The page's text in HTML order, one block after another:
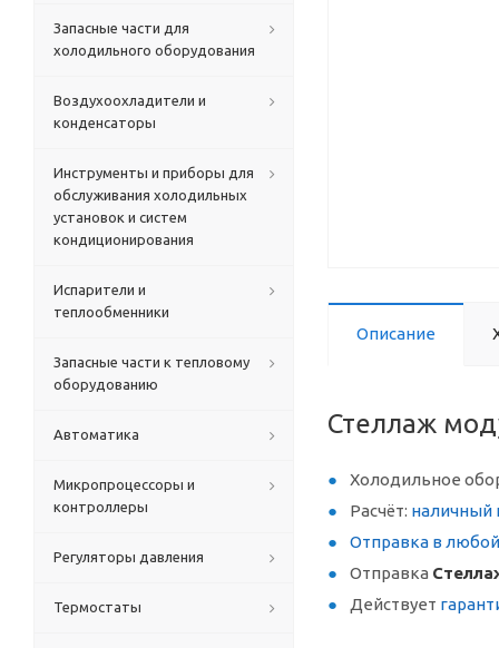
Описание
Стеллаж
Холодильное
Расчёт: наличный
Отправка в
Отправка
Действует
Запасные части для
холодильного оборудования
Воздухоохладители и
конденсаторы
Инструменты и приборы для
обслуживания холодильных
установок и систем
кондиционирования
Испарители и
теплообменники
Запасные части к тепловому
оборудованию
Автоматика
Микропроцессоры и
контроллеры
Регуляторы давления
Термостаты